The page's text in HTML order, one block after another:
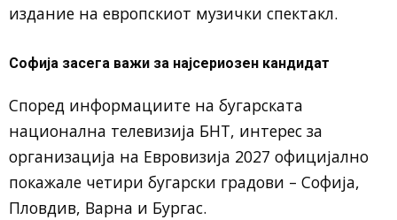
издание на европскиот музички спектакл.
Софија засега важи за најсериозен кандидат
Според информациите на бугарската
национална телевизија БНТ, интерес за
организација на Евровизија 2027 официјално
покажале четири бугарски градови – Софија,
Пловдив, Варна и Бургас.